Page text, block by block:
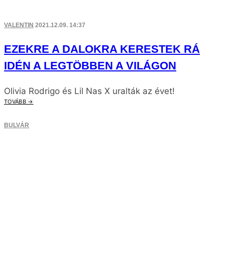
VALENTIN 2021.12.09. 14:37
EZEKRE A DALOKRA KERESTEK RÁ
IDÉN A LEGTÖBBEN A VILÁGON
Olivia Rodrigo és Lil Nas X uralták az évet!
TOVÁBB →
BULVÁR